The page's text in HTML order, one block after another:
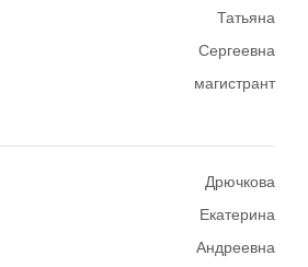
Татьяна
Сергеевна
магистрант
Дрючкова
Екатерина
Андреевна